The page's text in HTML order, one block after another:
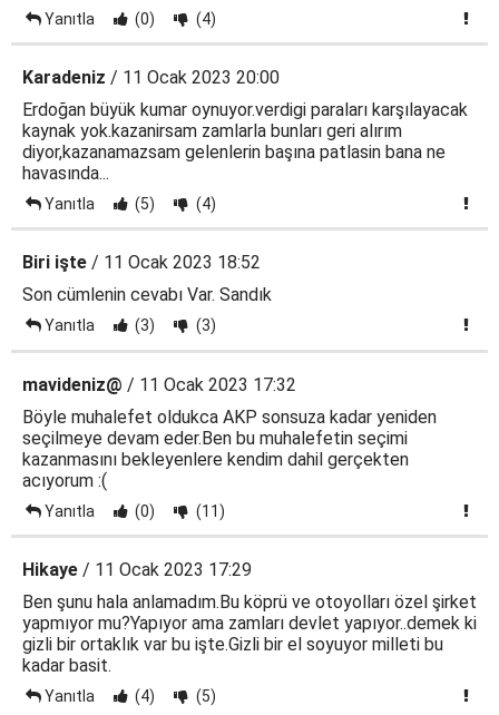
Yanıtla (0) (4)
Karadeniz / 11 Ocak 2023 20:00
Erdoğan büyük kumar oynuyor.verdigi paraları karşılayacak
kaynak yok.kazanirsam zamlarla bunları geri alırım
diyor,kazanamazsam gelenlerin başına patlasin bana ne
havasında...
Yanıtla (5) (4)
Biri işte / 11 Ocak 2023 18:52
Son cümlenin cevabı Var. Sandık
Yanıtla (3) (3)
mavideniz@ / 11 Ocak 2023 17:32
Böyle muhalefet oldukca AKP sonsuza kadar yeniden
seçilmeye devam eder.Ben bu muhalefetin seçimi
kazanmasını bekleyenlere kendim dahil gerçekten
acıyorum :(
Yanıtla (0) (11)
Hikaye / 11 Ocak 2023 17:29
Ben şunu hala anlamadım.Bu köprü ve otoyolları özel şirket
yapmıyor mu?Yapıyor ama zamları devlet yapıyor..demek ki
gizli bir ortaklık var bu işte.Gizli bir el soyuyor milleti bu
kadar basit.
Yanıtla (4) (5)